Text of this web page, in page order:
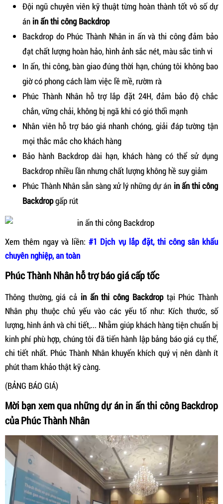
Đội ngũ chuyên viên kỹ thuật từng hoàn thành tốt vô số dự
án in ấn thi công Backdrop
Backdrop do Phúc Thành Nhân in ấn và thi công đảm bảo
đạt chất lượng hoàn hảo, hình ảnh sắc nét, màu sắc tinh vi
In ấn, thi công, bàn giao đúng thời hạn, chúng tôi không bao
giờ có phong cách làm việc lề mề, rườm rà
Phúc Thành Nhân hỗ trợ lắp đặt 24H, đảm bảo độ chắc
chắn, vững chải, không bị ngã khi có gió thổi mạnh
Nhân viên hỗ trợ báo giá nhanh chóng, giải đáp tường tận
mọi thắc mắc cho khách hàng
Bảo hành Backdrop dài hạn, khách hàng có thể sử dụng
Backdrop nhiều lần nhưng chất lượng không hề suy giảm
Phúc Thành Nhân sẵn sàng xử lý những dự án in ấn thi công
Backdropgấp rút
Xem thêm ngay và liền:#1 Dịch vụ lắp đặt, thi công sân khấu
chuyên nghiệp, an toàn
Phúc Thành Nhân hỗ trợ báo giá cấp tốc
Thông thường, giá cả in ấn thi công Backdrop tại Phúc Thành
Nhân phụ thuộc chủ yếu vào các yếu tố như: Kích thước, số
lượng, hình ảnh và chi tiết,... Nhằm giúp khách hàng tiện chuẩn bị
kinh phí phù hợp, chúng tôi đã tiến hành lập bảng báo giá cụ thể,
chi tiết nhất. Phúc Thành Nhân khuyến khích quý vị nên dành ít
phút tham khảo thật kỹ càng.
(BẢNG BÁO GIÁ)
Mời bạn xem qua những dự án in ấn thi công Backdrop
của Phúc Thành Nhân